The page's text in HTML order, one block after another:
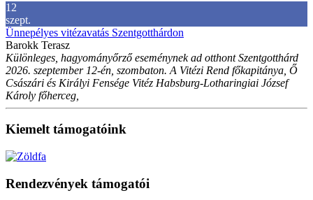
12
szept.
Ünnepélyes vitézavatás Szentgotthárdon
Barokk Terasz
Különleges, hagyományőrző eseménynek ad otthont Szentgotthárd
2026. szeptember 12-én, szombaton. A Vitézi Rend főkapitánya, Ő
Császári és Királyi Fensége Vitéz Habsburg-Lotharingiai József
Károly főherceg,
Kiemelt támogatóink
Rendezvények támogatói